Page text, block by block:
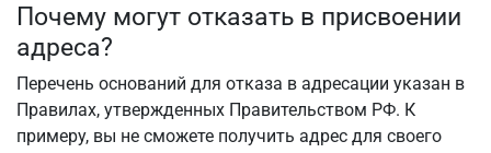
Почему могут отказать в присвоении
адреса?
Перечень оснований для отказа в адресации указан в
Правилах, утвержденных Правительством РФ. К
примеру, вы не сможете получить адрес для своего